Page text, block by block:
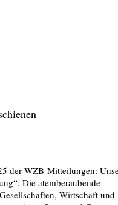
der WZB-Mitteilungen:
Die atemberaubende
Wirtschaft und